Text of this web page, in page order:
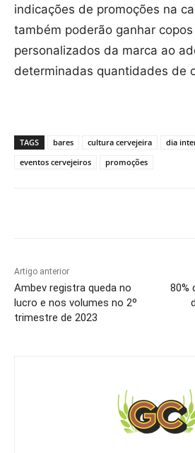
indicações de promoções na
também poderão ganhar
personalizados da marca ao
determinadas quantidades de
TAGS bares cultura cervejeira
dia
eventos cervejeiros
promoções
Artigo anterior
Ambev registra queda no
lucro e nos volumes no 2º
trimestre de 2023
80%